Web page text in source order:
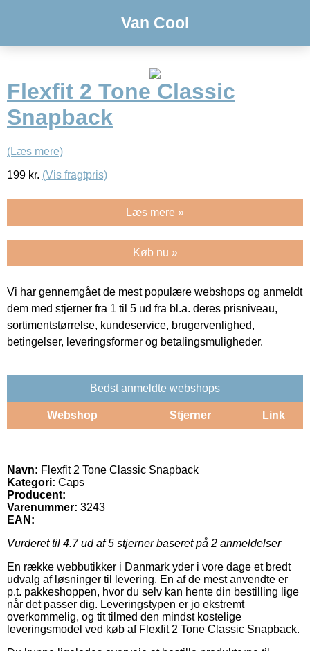
Van Cool
Flexfit 2 Tone Classic
Snapback
(Læs mere)
199 kr. (Vis fragtpris)
Læs mere »
Køb nu »
Vi har gennemgået de mest populære webshops og anmeldt
dem med stjerner fra 1 til 5 ud fra bl.a. deres prisniveau,
sortimentstørrelse, kundeservice, brugervenlighed,
betingelser, leveringsformer og betalingsmuligheder.
Bedst anmeldte webshops
Webshop Stjerner Link
Navn: Flexfit 2 Tone Classic Snapback
Kategori: Caps
Producent:
Varenummer: 3243
EAN:
Vurderet til 4.7ud af 5 stjerner baseret på 2 anmeldelser
En række webbutikker i Danmark yder i vore dage et bredt
udvalg af løsninger til levering. En af de mest anvendte er
p.t. pakkeshoppen, hvor du selv kan hente din bestilling lige
når det passer dig. Leveringstypen er jo ekstremt
overkommelig, og tit tilmed den mindst kostelige
leveringsmodel ved køb af Flexfit 2 Tone Classic Snapback.